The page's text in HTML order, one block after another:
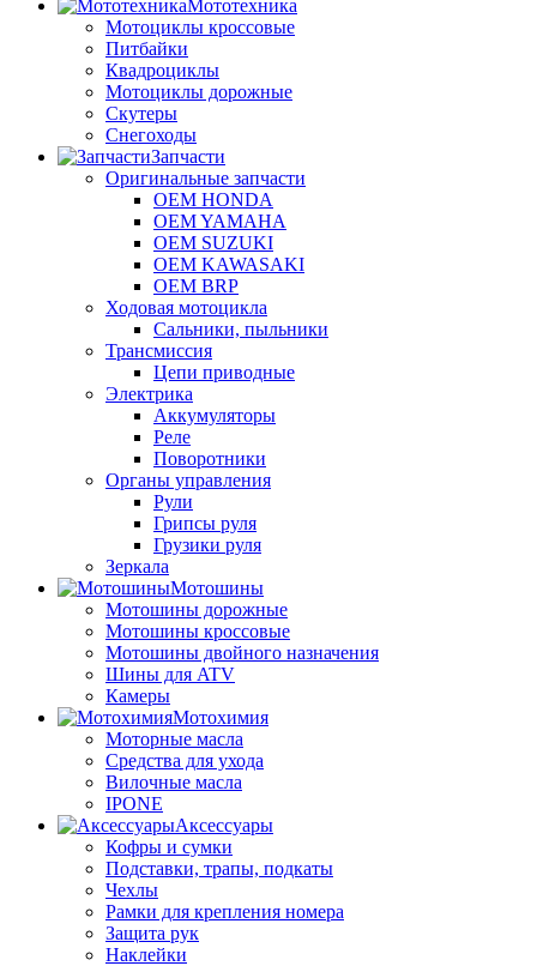
Мототехника
Мотоциклы кроссовые
Питбайки
Квадроциклы
Мотоциклы дорожные
Скутеры
Снегоходы
Запчасти
Оригинальные запчасти
OEM HONDA
OEM YAMAHA
OEM SUZUKI
OEM KAWASAKI
OEM BRP
Ходовая мотоцикла
Сальники, пыльники
Трансмиссия
Цепи приводные
Электрика
Аккумуляторы
Реле
Поворотники
Органы управления
Рули
Грипсы руля
Грузики руля
Зеркала
Мотошины
Мотошины дорожные
Мотошины кроссовые
Мотошины двойного назначения
Шины для ATV
Камеры
Мотохимия
Моторные масла
Средства для ухода
Вилочные масла
IPONE
Аксессуары
Кофры и сумки
Подставки, трапы, подкаты
Чехлы
Рамки для крепления номера
Защита рук
Наклейки